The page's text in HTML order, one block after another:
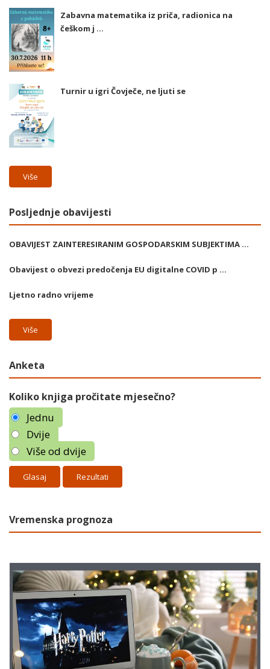
Zabavna matematika iz priča, radionica na
češkom j ...
Turnir u igri Čovječe, ne ljuti se
Više
Posljednje obavijesti
OBAVIJEST ZAINTERESIRANIM GOSPODARSKIM SUBJEKTIMA ...
Obavijest o obvezi predočenja EU digitalne COVID p ...
Ljetno radno vrijeme
Više
Anketa
Koliko knjiga pročitate mjesečno?
Jednu
Dvije
Više od dvije
Rezultati
Vremenska prognoza